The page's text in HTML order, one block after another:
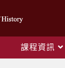
課程資訊